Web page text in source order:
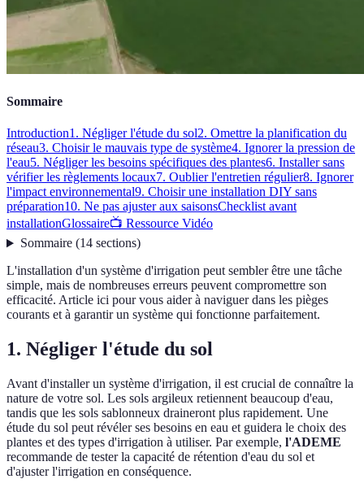
Sommaire
Introduction1. Négliger l'étude du sol2. Omettre la planification du
réseau3. Choisir le mauvais type de système4. Ignorer la pression de
l'eau5. Négliger les besoins spécifiques des plantes6. Installer sans
vérifier les règlements locaux7. Oublier l'entretien régulier8. Ignorer
l'impact environnemental9. Choisir une installation DIY sans
préparation10. Ne pas ajuster aux saisonsChecklist avant
installationGlossaire📺 Ressource Vidéo
Sommaire(14 sections)
L'installation d'un système d'irrigation peut sembler être une tâche
simple, mais de nombreuses erreurs peuvent compromettre son
efficacité. Article ici pour vous aider à naviguer dans les pièges
courants et à garantir un système qui fonctionne parfaitement.
1. Négliger l'étude du sol
Avant d'installer un système d'irrigation, il est crucial de connaître la
nature de votre sol. Les sols argileux retiennent beaucoup d'eau,
tandis que les sols sablonneux draineront plus rapidement. Une
étude du sol peut révéler ses besoins en eau et guidera le choix des
plantes et des types d'irrigation à utiliser. Par exemple, l'ADEME
recommande de tester la capacité de rétention d'eau du sol et
d'ajuster l'irrigation en conséquence.